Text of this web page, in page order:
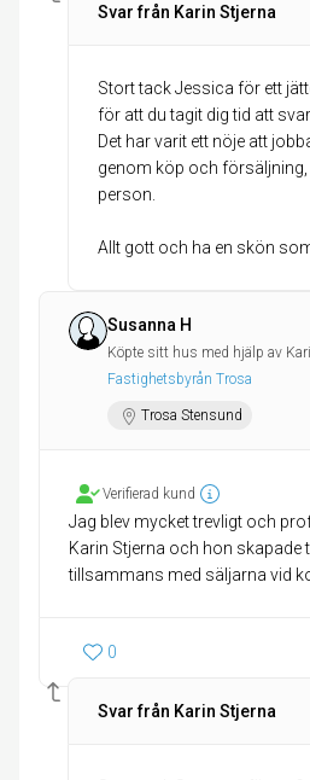
Svar från Karin Stjerna
Stort tack Jessica för ett
för att du tagit dig tid att
Det har varit ett nöje att
genom köp och försäljning,
person.
Allt gott och ha en skön
Susanna H
Köpte sitt hus med hjälp av
Fastighetsbyrån Trosa
Trosa Stensund
Verifierad kund
Jag blev mycket trevligt och
Karin Stjerna och hon skapade
0
Svar från Karin Stjerna